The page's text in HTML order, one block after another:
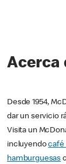
Acerca
Desde 1954,
dar un servicio
Visita un
incluyendocafé
hamburguesas